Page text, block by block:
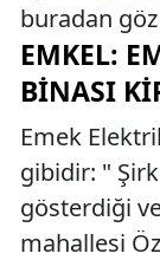
buradan göz
EMKEL:
BINASI
Emek
gibidir: "
gösterdiği
mahallesi